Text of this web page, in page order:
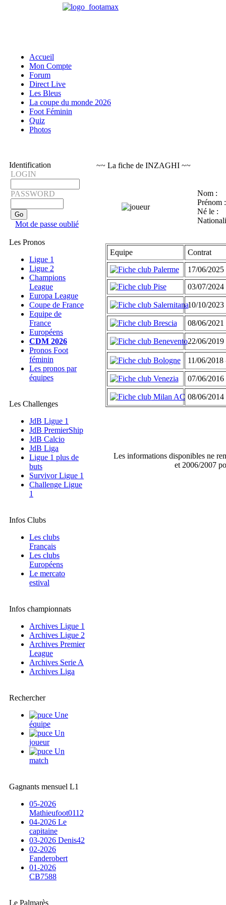
Accueil
Mon Compte
Forum
Direct Live
Les Bleus
La coupe du monde 2026
Foot Féminin
Quiz
Photos
Identification
LOGIN
PASSWORD
Mot de passe oublié
Les Pronos
Ligue 1
Ligue 2
Champions
League
Europa League
Coupe de France
Equipe de
France
Européens
CDM 2026
Pronos Foot
féminin
Les pronos par
équipes
Les Challenges
JdB Ligue 1
JdB PremierShip
JdB Calcio
JdB Liga
Ligue 1 plus de
buts
Survivor Ligue 1
Challenge Ligue
1
Infos Clubs
Les clubs
Français
Les clubs
Européens
Le mercato
estival
Infos championnats
Archives Ligue 1
Archives Ligue 2
Archives Premier
League
Archives Serie A
Archives Liga
Rechercher
Une
équipe
Un
joueur
Un
match
Gagnants mensuel L1
05-2026
Mathieufoot0112
04-2026 Le
capitaine
03-2026 Denis42
02-2026
Fanderobert
01-2026
CB7588
Le Palmarès
~~ La fiche de INZAGHI ~~
Nom :
Prénom :
Né le :
Equipe
Contrat
Palerme
17/06/2025
Pise
03/07/
Salernitana10/10/2023
Brescia 08/06/
Benevento22/06/2019
Bologne 11/06/
Venezia 07/06/2016
Milan AC 08/06/
Les informations disponibles ne
et 2006/2007